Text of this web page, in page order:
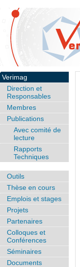
Verimag
Direction et
Responsables
Membres
Publications
Avec comité de
lecture
Rapports
Techniques
Outils
Thèse en cours
Emplois et stages
Projets
Partenaires
Colloques et
Conférences
Séminaires
Documents